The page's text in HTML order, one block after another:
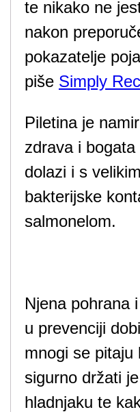
te nikako ne
nakon
pokazatelje
piše Simply
Piletina je
zdrava i
dolazi i s
bakterijske
salmonelom.
Njena pohrana
u prevenciji
mnogi se pitaju
sigurno držati
hladnjaku te